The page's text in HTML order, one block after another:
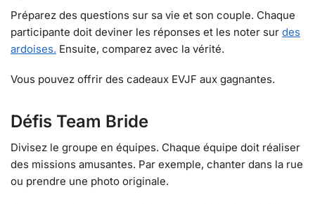
Préparez des questions sur sa vie et son couple. Chaque
participante doit deviner les réponses et les noter sur des
ardoises. Ensuite, comparez avec la vérité.
Vous pouvez offrir des cadeaux EVJF aux gagnantes.
Défis Team Bride
Divisez le groupe en équipes. Chaque équipe doit réaliser
des missions amusantes. Par exemple, chanter dans la rue
ou prendre une photo originale.